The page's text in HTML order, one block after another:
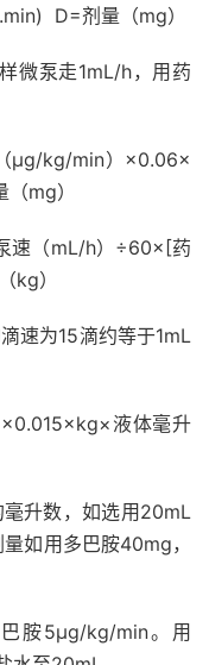
D=剂量（mg）
微泵走1mL/h，用药
µg/kg/min）×0.06×
mg）
速（mL/h）÷60×[药
kg）
速为15滴约等于1mL
液体毫升
升数，如选用20mL
如用多巴胺40mg，
胺5µg/kg/min。用